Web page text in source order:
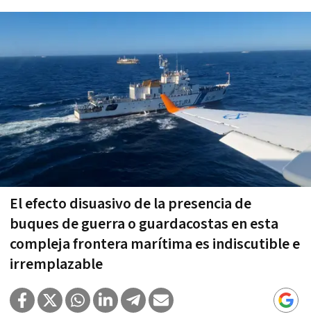
El efecto disuasivo de la presencia de
buques de guerra o guardacostas en esta
compleja frontera marítima es indiscutible e
irremplazable